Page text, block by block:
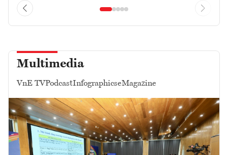
Multimedia
VnE TVPodcastInfographicseMagazine